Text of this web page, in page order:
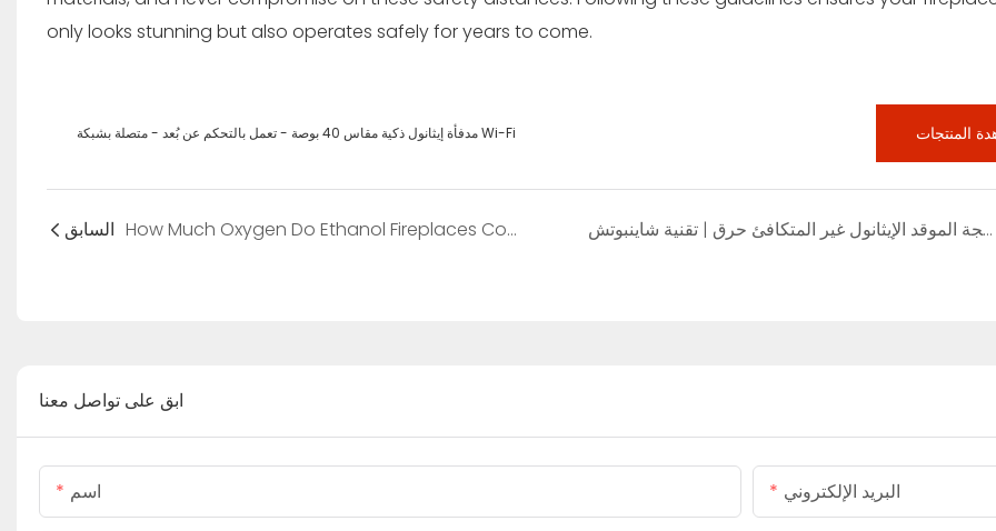
only looks stunning but also operates safely for years to come.
مدفأة إيثانول ذكية مقاس 40 بوصة - تعمل بالتحكم عن بُعد - متصلة بشبكة Wi-Fi المنتجات
السابق How Much Oxygen Do Ethanol Fireplaces Consume? | Shinepoch Fireplace Guide كيفية معالجة الموقد الإيثانول غير المتكافئ حرق | تقنية شاينبوتش
ابق على تواصل معنا
اسم البريد الإلكتروني